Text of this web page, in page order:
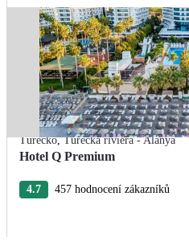
Turecko,Turecká riviéra - Alanya
Hotel Q Premium
4.7 457 hodnocení zákazníků